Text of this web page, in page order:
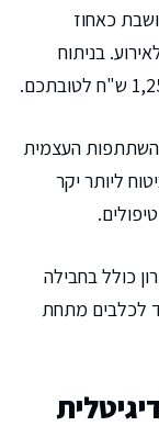
כאחוז
היא קבועה על 250 ש"ח לאירוע. בניתוח
המרכזי הוא השינוי בתנאים מגיל 8. ההשתתפות העצמית
את הביטוח ליותר יקר
כולל בחבילה
לכלבים מתחת